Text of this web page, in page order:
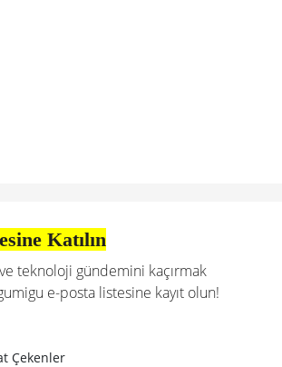
Katılın
teknoloji gündemini kaçırmak
e-posta listesine kayıt olun!
Çekenler